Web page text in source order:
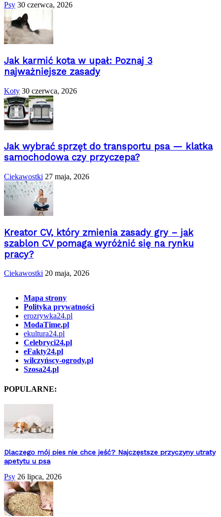
Psy 30 czerwca, 2026
Jak karmić kota w upał: Poznaj 3
najważniejsze zasady
Koty 30 czerwca, 2026
Jak wybrać sprzęt do transportu psa — klatka
samochodowa czy przyczepa?
Ciekawostki 27 maja, 2026
Kreator CV, który zmienia zasady gry – jak
szablon CV pomaga wyróżnić się na rynku
pracy?
Ciekawostki 20 maja, 2026
Mapa strony
Polityka prywatności
erozrywka24.pl
ModaTime.pl
ekultura24.pl
Celebryci24.pl
eFakty24.pl
wilczyńscy-ogrody.pl
Szosa24.pl
POPULARNE:
Dlaczego mój pies nie chce jeść? Najczęstsze przyczyny utraty
apetytu u psa
Psy 26 lipca, 2026